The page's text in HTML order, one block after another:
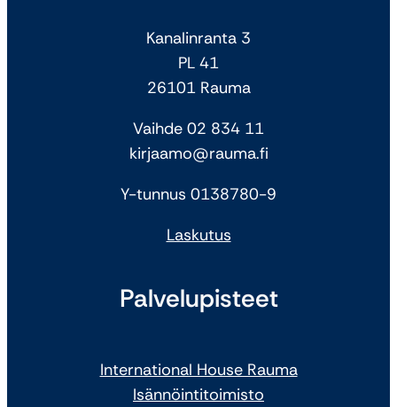
Kanalinranta 3
PL 41
26101 Rauma
Vaihde 02 834 11
kirjaamo@rauma.fi
Y-tunnus 0138780-9
Laskutus
Palvelupisteet
International House Rauma
Isännöintitoimisto